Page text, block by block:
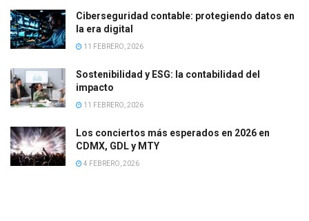
Ciberseguridad contable: protegiendo datos en
la era digital
11 FEBRERO, 2026
Sostenibilidad y ESG: la contabilidad del
impacto
11 FEBRERO, 2026
Los conciertos más esperados en 2026 en
CDMX, GDL y MTY
4 FEBRERO, 2026